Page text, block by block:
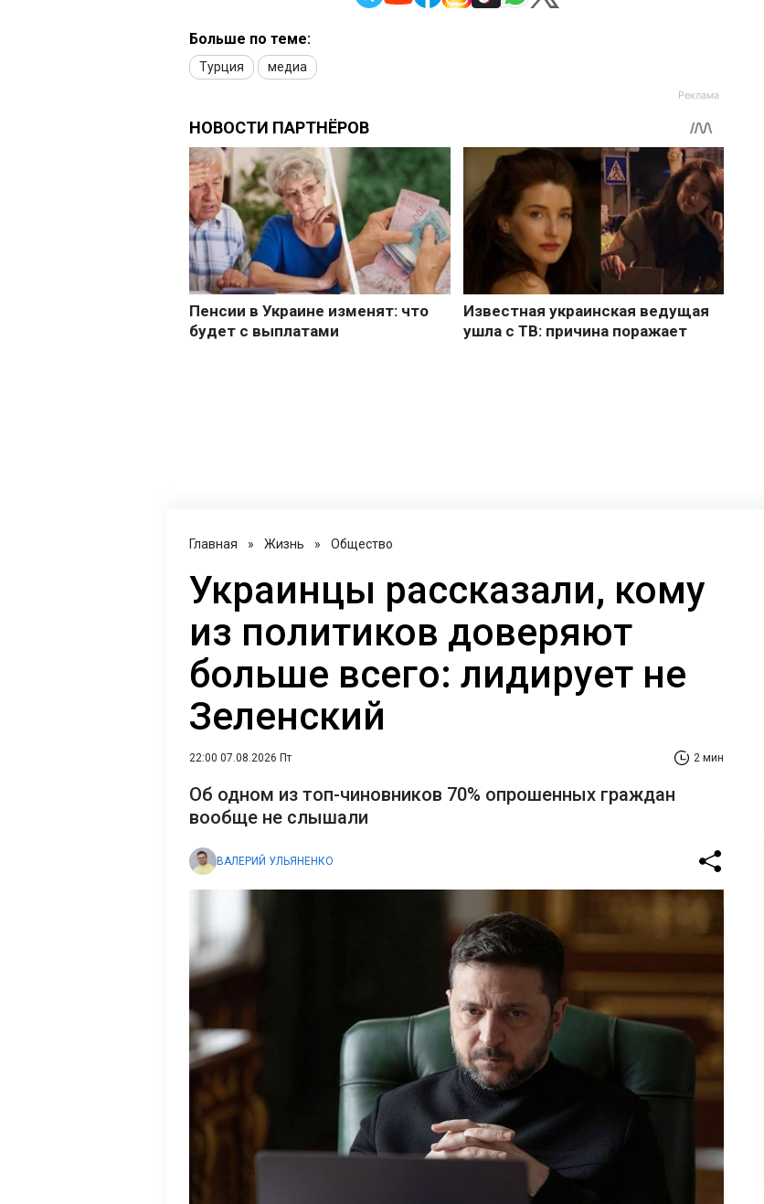
Больше по теме:
Турция медиа
Главная » Жизнь » Общество
Украинцы рассказали, кому
из политиков доверяют
больше всего: лидирует не
Зеленский
22:00 07.08.2026 Пт 2 мин
Об одном из топ-чиновников 70% опрошенных граждан
вообще не слышали
ВАЛЕРИЙ УЛЬЯНЕНКО